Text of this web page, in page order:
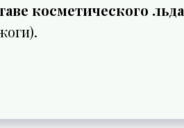
косметического льда